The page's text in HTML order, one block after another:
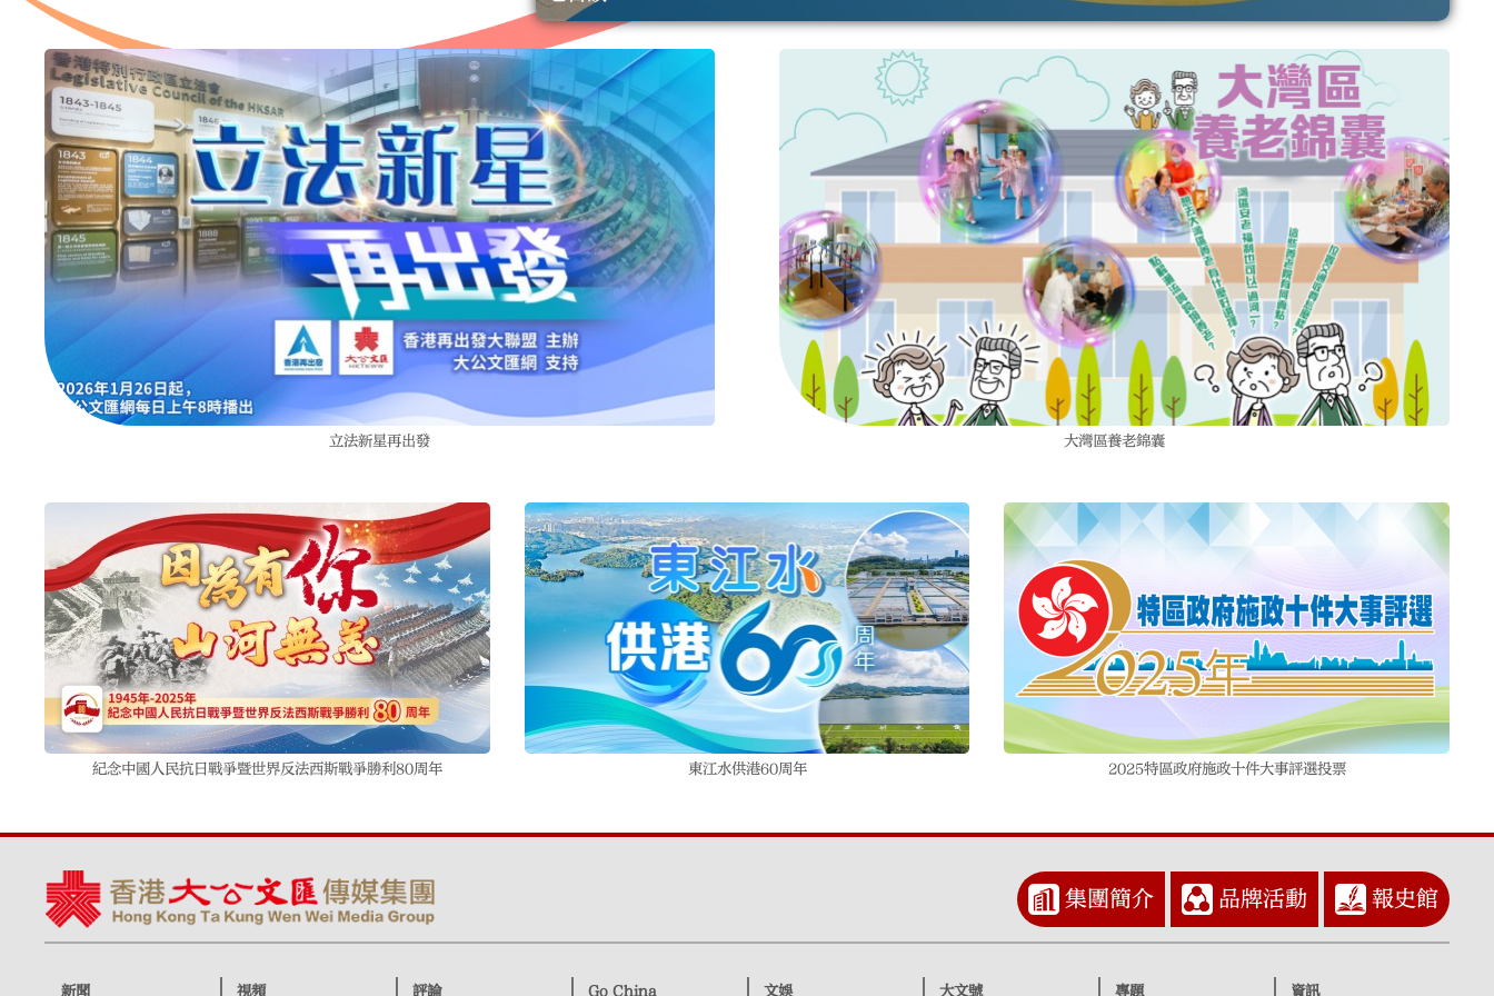
立法新星再出發 大灣區養老錦囊
紀念中國人民抗日戰爭暨世界反法西斯戰爭勝利80周年 東江水供港60周年 2025特區政府施政十件大事評選投票
集團簡介 品牌活動 報史館
新聞 視頻 評論 Go China 文娛 大文號 專題 資訊